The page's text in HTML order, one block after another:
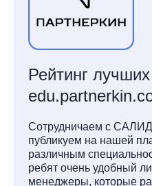
Рейтинг
Сотрудничаем с САЛИД
публикуем на нашей
различным
ребят очень удобный
менеджеры, которые